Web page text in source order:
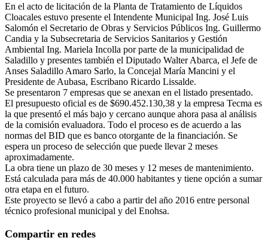
En el acto de licitación de la Planta de Tratamiento de Líquidos
Cloacales estuvo presente el Intendente Municipal Ing. José Luis
Salomón el Secretario de Obras y Servicios Públicos Ing. Guillermo
Candia y la Subsecretaria de Servicios Sanitarios y Gestión
Ambiental Ing. Mariela Incolla por parte de la municipalidad de
Saladillo y presentes también el Diputado Walter Abarca, el Jefe de
Anses Saladillo Amaro Sarlo, la Concejal María Mancini y el
Presidente de Aubasa, Escribano Ricardo Lissalde.
Se presentaron 7 empresas que se anexan en el listado presentado.
El presupuesto oficial es de $690.452.130,38 y la empresa Tecma es
la que presentó el más bajo y cercano aunque ahora pasa al análisis
de la comisión evaluadora. Todo el proceso es de acuerdo a las
normas del BID que es banco otorgante de la financiación. Se
espera un proceso de selección que puede llevar 2 meses
aproximadamente.
La obra tiene un plazo de 30 meses y 12 meses de mantenimiento.
Está calculada para más de 40.000 habitantes y tiene opción a sumar
otra etapa en el futuro.
Este proyecto se llevó a cabo a partir del año 2016 entre personal
técnico profesional municipal y del Enohsa.
Compartir en redes